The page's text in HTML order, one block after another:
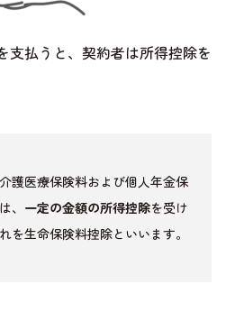
支払うと、契約者は所得控除を
護医療保険料および個人年金保
、 一定の金額の所得控除を受け
を生命保険料控除といいます。